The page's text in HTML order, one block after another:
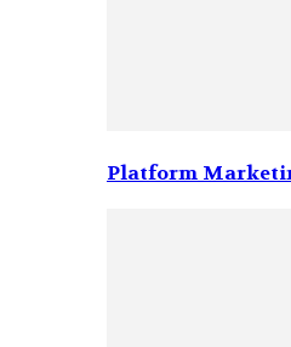
Platform